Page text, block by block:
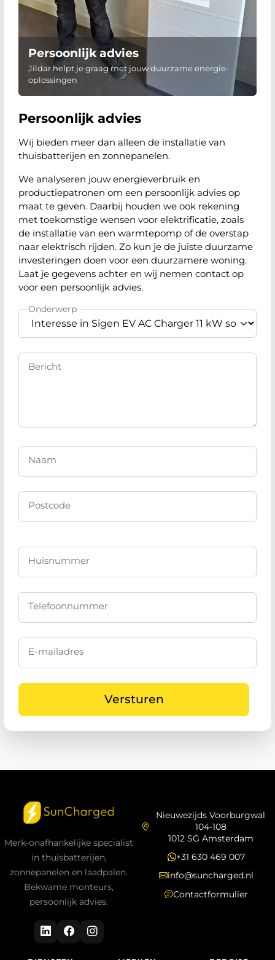
Persoonlijk advies
Jildar helpt je graag met jouw duurzame energie-
oplossingen
Persoonlijk advies
Wij bieden meer dan alleen de installatie van
thuisbatterijen en zonnepanelen.
We analyseren jouw energieverbruik en
productiepatronen om een persoonlijk advies op
maat te geven. Daarbij houden we ook rekening
met toekomstige wensen voor elektrificatie, zoals
de installatie van een warmtepomp of de overstap
naar elektrisch rijden. Zo kun je de juiste duurzame
investeringen doen voor een duurzamere woning.
Laat je gegevens achter en wij nemen contact op
voor een persoonlijk advies.
Onderwerp
Bericht
Naam
Postcode
Huisnummer
Telefoonnummer
E-mailadres
Merk-onafhankelijke specialist
in thuisbatterijen,
zonnepanelen en laadpalen.
Bekwame monteurs,
persoonlijk advies.
Nieuwezijds Voorburgwal
104-108
1012 SG Amsterdam
+31 630 469 007
info@suncharged.nl
Contactformulier